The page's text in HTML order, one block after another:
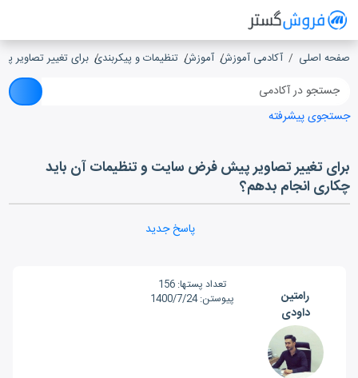
سیستم مدیریت فروش آنلاین
صفحه اصلی آکادمی آموزش آموزش تنظیمات و پیکربندی برای تغییر
جستجوی پیشرفته
برای تغییر تصاویر پیش فرض سایت و تنظیمات آن باید
چکاری انجام بدهم؟
پاسخ جدید
رامتین
داودی
تعداد پست‎ها:
156
پیوستن: 1400/7/24